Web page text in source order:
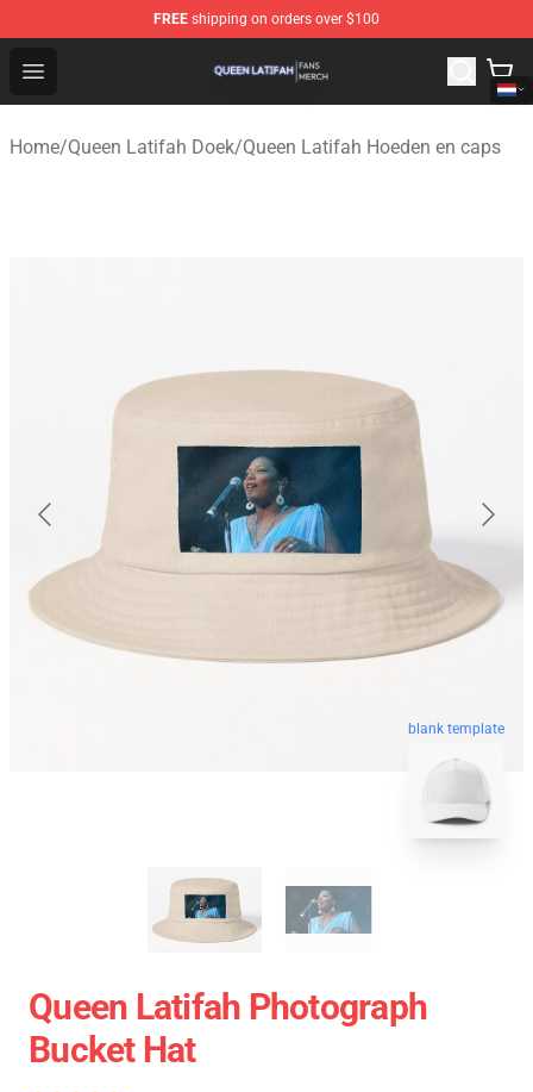
FREE shipping on orders over $100
Open menu
Queen Latifah Shop - Official Queen Latifah
Home/Queen Latifah Doek/Queen Latifah Hoeden en caps
blank template
Queen Latifah Photograph
Bucket Hat